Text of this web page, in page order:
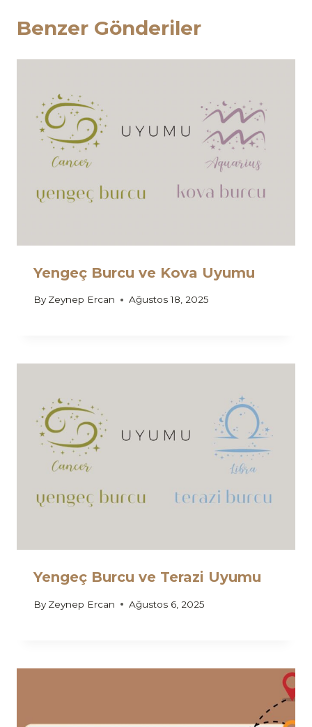
Benzer Gönderiler
Yengeç Burcu ve Kova Uyumu
By Zeynep Ercan Ağustos 18, 2025
Yengeç Burcu ve Terazi Uyumu
By Zeynep Ercan Ağustos 6, 2025